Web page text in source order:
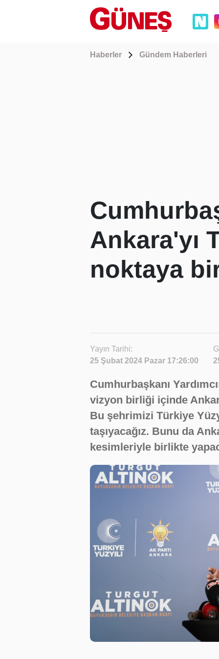
Haberler Gündem Haberleri
Ankara'yı
noktaya
Yayın Tarihi:
25 Şubat 2024 Pazar 17:26:00
Cumhurbaşkanı
vizyon birliği içinde
Bu şehrimizi Türkiye
taşıyacağız. Bunu da
kesimleriyle birlikte